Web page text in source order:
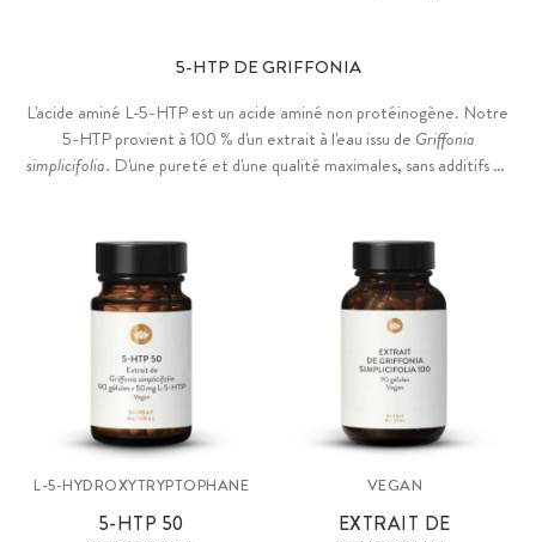
5-HTP DE GRIFFONIA
L'acide aminé L-5-HTP est un acide aminé non protéinogène. Notre
5-HTP provient à 100 % d'un extrait à l'eau issu de Griffonia
simplicifolia. D'une pureté et d'une qualité maximales, sans additifs et
L-5-HYDROXYTRYPTOPHANE
5-HTP 50
VEGAN
EXTRAIT DE